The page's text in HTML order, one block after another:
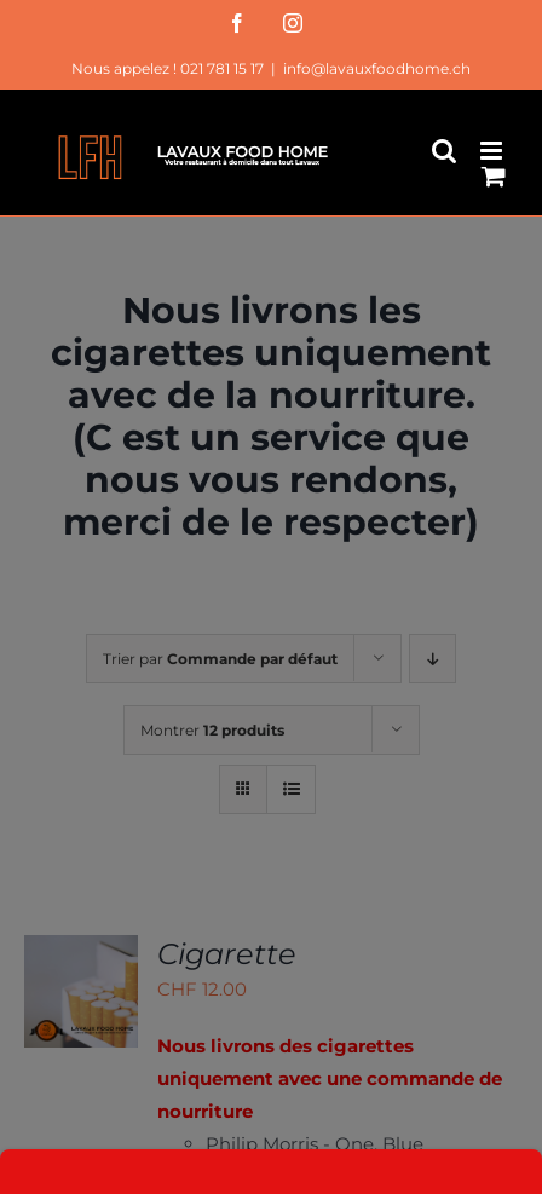
contenu
FacebookInstagram
Nous appelez ! 021 781 15 17 | info@lavauxfoodhome.ch
Nous livrons les
cigarettes uniquement
avec de la nourriture.
(C est un service que
nous vous rendons,
merci de le respecter)
Trier par Commande par défaut
Montrer 12 produits
CHOIX
OPTIONS
CE
PRODUIT
PLUSIEURS
VARIATIONS.
OPTIONS
DÉTAILS
Cigarette
CHF 12.00
Nous livrons des cigarettes
uniquement avec une commande de
nourriture
Philip Morris - One, Blue